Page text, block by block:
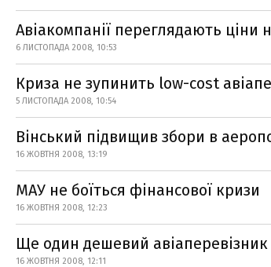
Авіакомпанії переглядають ціни
6 ЛИСТОПАДА 2008, 10:53
Криза не зупинить low-cost
5 ЛИСТОПАДА 2008, 10:54
Вінський підвищив збори в
16 ЖОВТНЯ 2008, 13:19
МАУ не боїться фінансової кризи
16 ЖОВТНЯ 2008, 12:23
Ще один дешевий
16 ЖОВТНЯ 2008, 12:11